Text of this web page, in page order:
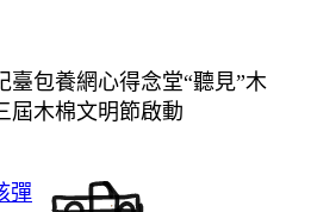
臺包養網心得念堂“聽見”木
屆木棉文明節啟動
彈